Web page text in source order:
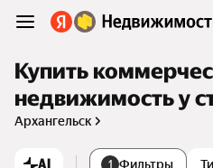
Купить
недвижимость у
Архангельск
AI 1 Фильтры